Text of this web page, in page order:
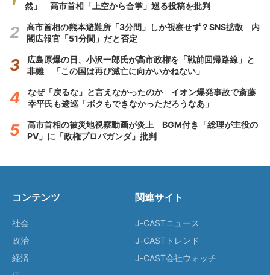
然」 高市首相「上空から合掌」巡る投稿を批判
高市首相の熊本避難所「3分間」しか視察せず？SNS拡散 内
閣広報官「51分間」だと否定
広島原爆の日、小沢一郎氏が高市政権を「戦前回帰路線」と
非難 「この国は再び滅亡に向かいかねない」
なぜ「戻るな」と言えなかったのか イオン爆発事故で斎藤
幸平氏も逡巡「ボクもできなかっただろうなあ」
高市首相の被災地視察動画が炎上 BGM付き「総理が主役の
PV」に「政権プロパガンダ」批判
コンテンツ
社会
政治
経済
関連サイト
J-CASTニュース
J-CASTトレンド
J-CAST会社ウォッチ